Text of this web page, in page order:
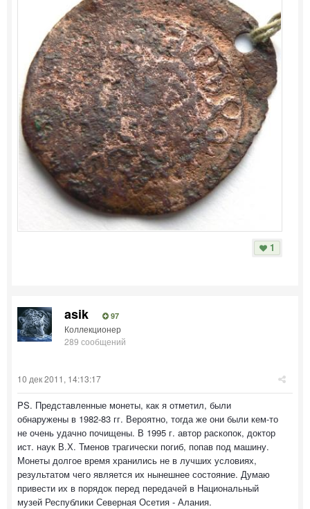
1
asik 97
Коллекционер
289 сообщений
10 дек 2011, 14:13:17
PS. Представленные монеты, как я отметил, были
обнаружены в 1982-83 гг. Вероятно, тогда же они были кем-то
не очень удачно почищены. В 1995 г. автор раскопок, доктор
ист. наук В.Х. Тменов трагически погиб, попав под машину.
Монеты долгое время хранились не в лучших условиях,
результатом чего является их нынешнее состояние. Думаю
привести их в порядок перед передачей в Национальный
музей Республики Северная Осетия - Алания.